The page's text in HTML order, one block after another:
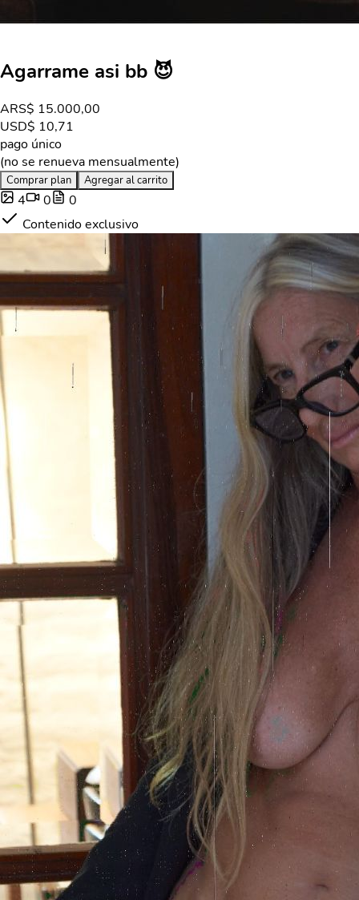
Agarrame asi bb 😈
ARS$ 15.000,00
USD$ 10,71
pago único
(no se renueva mensualmente)
Comprar plan Agregar al carrito
4 0
0
Contenido exclusivo